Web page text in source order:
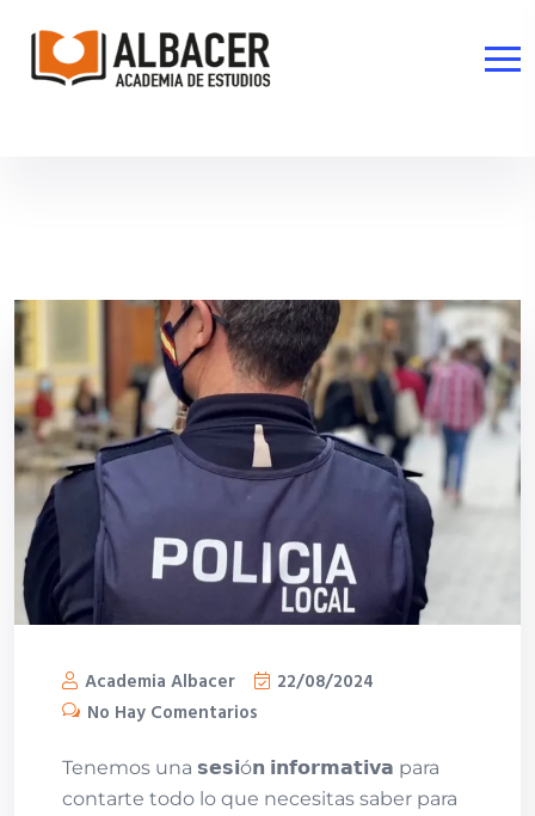
Academia Albacer
22/08/2024
No Hay Comentarios
Tenemos una 𝘀𝗲𝘀𝗶ó𝗻 𝗶𝗻𝗳𝗼𝗿𝗺𝗮𝘁𝗶𝘃𝗮 para
contarte todo lo que necesitas saber para